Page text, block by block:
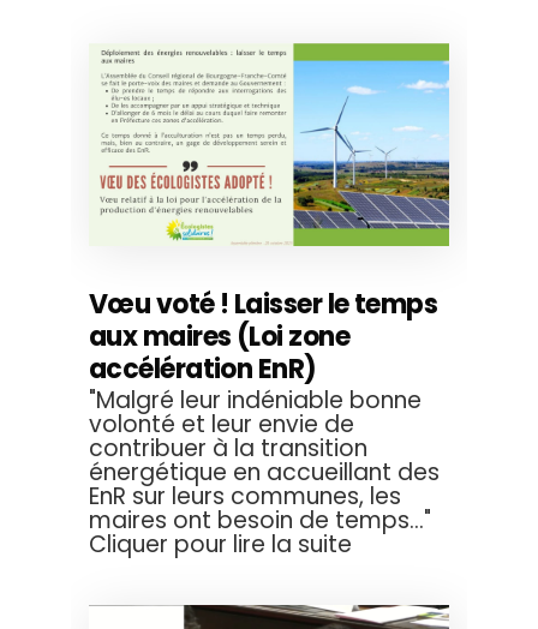
Vœu voté ! Laisser le temps
aux maires (Loi zone
accélération EnR)
"Malgré leur indéniable bonne
volonté et leur envie de
contribuer à la transition
énergétique en accueillant des
EnR sur leurs communes, les
maires ont besoin de temps..."
Cliquer pour lire la suite